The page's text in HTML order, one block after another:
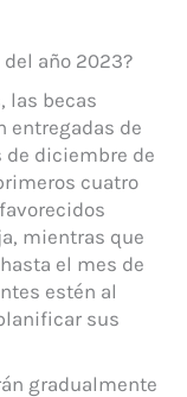
año 2023?
las becas
entregadas de
de diciembre de
cuatro
mientras que
el mes de
estén al
sus
gradualmente